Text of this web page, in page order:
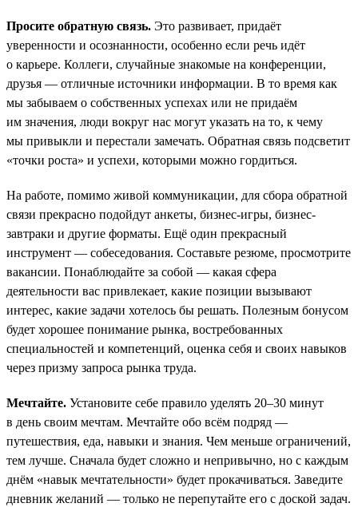
Просите обратную связь. Это развивает, придаёт
уверенности и осознанности, особенно если речь идёт
о карьере. Коллеги, случайные знакомые на конференции,
друзья — отличные источники информации. В то время как
мы забываем о собственных успехах или не придаём
им значения, люди вокруг нас могут указать на то, к чему
мы привыкли и перестали замечать. Обратная связь подсветит
«точки роста» и успехи, которыми можно гордиться.
На работе, помимо живой коммуникации, для сбора обратной
связи прекрасно подойдут анкеты, бизнес-игры, бизнес-
завтраки и другие форматы. Ещё один прекрасный
инструмент — собеседования. Составьте резюме, просмотрите
вакансии. Понаблюдайте за собой — какая сфера
деятельности вас привлекает, какие позиции вызывают
интерес, какие задачи хотелось бы решать. Полезным бонусом
будет хорошее понимание рынка, востребованных
специальностей и компетенций, оценка себя и своих навыков
через призму запроса рынка труда.
Мечтайте. Установите себе правило уделять 20–30 минут
в день своим мечтам. Мечтайте обо всём подряд —
путешествия, еда, навыки и знания. Чем меньше ограничений,
тем лучше. Сначала будет сложно и непривычно, но с каждым
днём «навык мечтательности» будет прокачиваться. Заведите
дневник желаний — только не перепутайте его с доской задач.